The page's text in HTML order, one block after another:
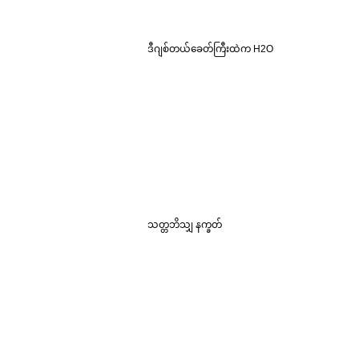
ဒီဂျစ်တယ်ခေတ်ကြီးထဲက H2O
သတ္တဘိသျှ နက္ခတ်